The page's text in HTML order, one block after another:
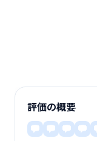
評価の概要